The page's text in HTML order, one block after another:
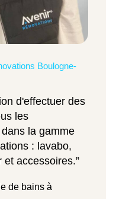
Boulogne-
d'effectuer des
les
la gamme
: lavabo,
accessoires.”
de bains à